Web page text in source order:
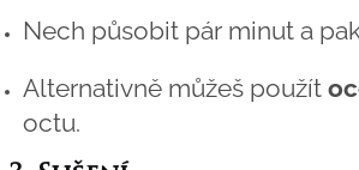
Nech působit pár minut a
Alternativně můžeš použít
octu.